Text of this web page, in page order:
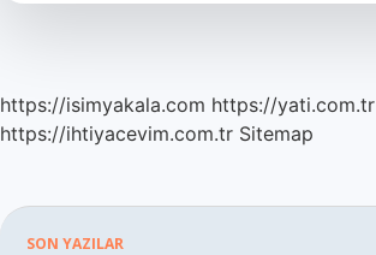
https://isimyakala.com https://yati.com.tr
https://ihtiyacevim.com.tr Sitemap
SON YAZILAR